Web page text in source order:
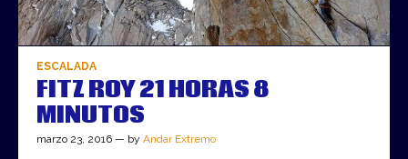
ESCALADA
FITZ ROY 21 HORAS 8
MINUTOS
marzo 23, 2016 — by Andar Extremo